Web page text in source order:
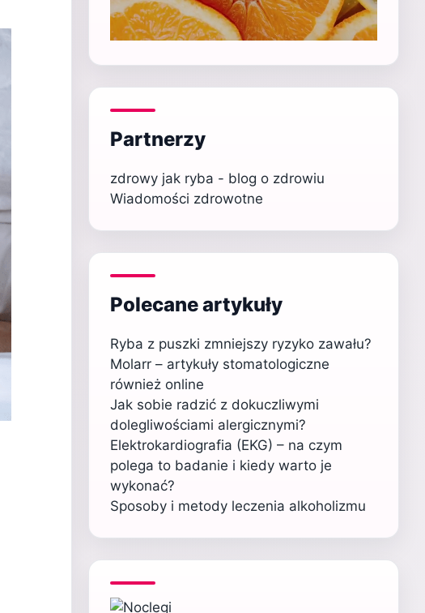
Partnerzy
zdrowy jak ryba - blog o zdrowiu
Wiadomości zdrowotne
Polecane artykuły
Ryba z puszki zmniejszy ryzyko zawału?
Molarr – artykuły stomatologiczne
również online
Jak sobie radzić z dokuczliwymi
dolegliwościami alergicznymi?
Elektrokardiografia (EKG) – na czym
polega to badanie i kiedy warto je
wykonać?
Sposoby i metody leczenia alkoholizmu